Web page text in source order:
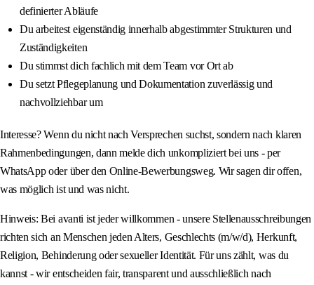
definierter Abläufe
Du arbeitest eigenständig innerhalb abgestimmter Strukturen und
Zuständigkeiten
Du stimmst dich fachlich mit dem Team vor Ort ab
Du setzt Pflegeplanung und Dokumentation zuverlässig und
nachvollziehbar um
Interesse? Wenn du nicht nach Versprechen suchst, sondern nach klaren
Rahmenbedingungen, dann melde dich unkompliziert bei uns - per
WhatsApp oder über den Online-Bewerbungsweg. Wir sagen dir offen,
was möglich ist und was nicht.
Hinweis: Bei avanti ist jeder willkommen - unsere Stellenausschreibungen
richten sich an Menschen jeden Alters, Geschlechts (m/w/d), Herkunft,
Religion, Behinderung oder sexueller Identität. Für uns zählt, was du
kannst - wir entscheiden fair, transparent und ausschließlich nach